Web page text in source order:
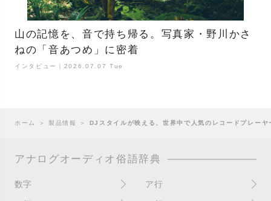
山の記憶を、音で持ち帰る。写真家・野川かさ
ねの「音あつめ」に密着
インタビュー｜2026.07.07 Tue
ホーム ＞ 製品情報 ＞ DJスタイルが映える、世界中で人気のレコードプレー
アナログオーディオ俗語辞典
数字 ア行